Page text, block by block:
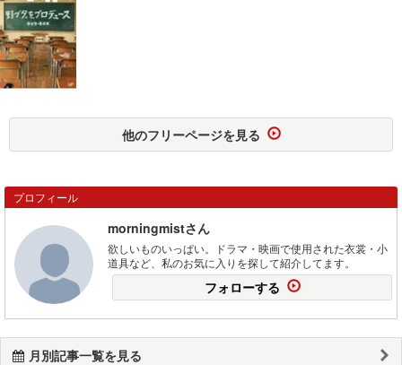
他のフリーページを見る
プロフィール
morningmistさん
欲しいものいっぱい。ドラマ・映画で使用された衣裳・小
道具など、私のお気に入りを探して紹介してます。
フォローする
月別記事一覧を見る